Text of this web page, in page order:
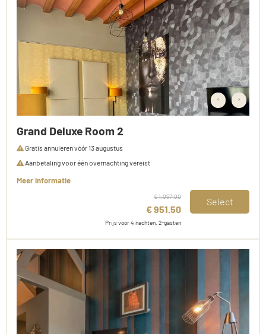
‹ ›
Grand Deluxe Room 2
Gratis annuleren vóór 13 augustus
Aanbetaling voor één overnachting vereist
Meer informatie
€ 1,057.00
€ 951.50
Prijs voor 4 nachten, 2-gasten
Select